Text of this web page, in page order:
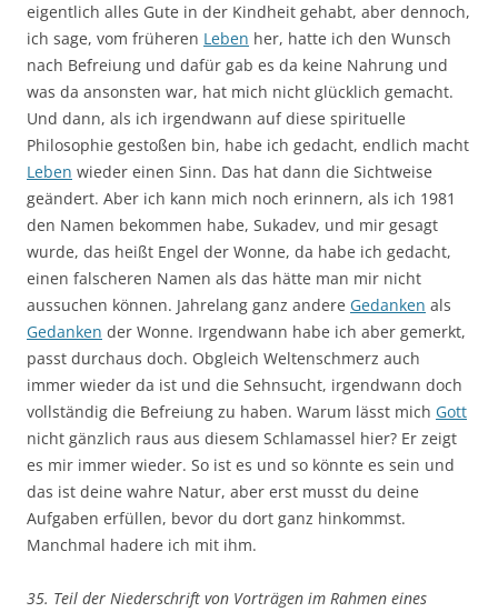
eigentlich alles Gute in der Kindheit gehabt, aber dennoch,
ich sage, vom früheren Leben her, hatte ich den Wunsch
nach Befreiung und dafür gab es da keine Nahrung und
was da ansonsten war, hat mich nicht glücklich gemacht.
Und dann, als ich irgendwann auf diese spirituelle
Philosophie gestoßen bin, habe ich gedacht, endlich macht
Leben wieder einen Sinn. Das hat dann die Sichtweise
geändert. Aber ich kann mich noch erinnern, als ich 1981
den Namen bekommen habe, Sukadev, und mir gesagt
wurde, das heißt Engel der Wonne, da habe ich gedacht,
einen falscheren Namen als das hätte man mir nicht
aussuchen können. Jahrelang ganz andere Gedanken als
Gedanken der Wonne. Irgendwann habe ich aber gemerkt,
passt durchaus doch. Obgleich Weltenschmerz auch
immer wieder da ist und die Sehnsucht, irgendwann doch
vollständig die Befreiung zu haben. Warum lässt mich Gott
nicht gänzlich raus aus diesem Schlamassel hier? Er zeigt
es mir immer wieder. So ist es und so könnte es sein und
das ist deine wahre Natur, aber erst musst du deine
Aufgaben erfüllen, bevor du dort ganz hinkommst.
Manchmal hadere ich mit ihm.
35. Teil der Niederschrift von Vorträgen im Rahmen eines